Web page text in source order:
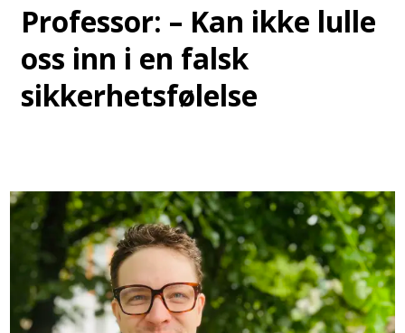
Professor: – Kan ikke lulle
oss inn i en falsk
sikkerhetsfølelse